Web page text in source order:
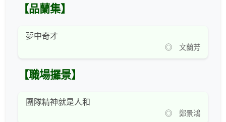
【品蘭集】
夢中奇才
◎ 文蘭芳
【職場攞景】
團隊精神就是人和
◎ 鄭景鴻